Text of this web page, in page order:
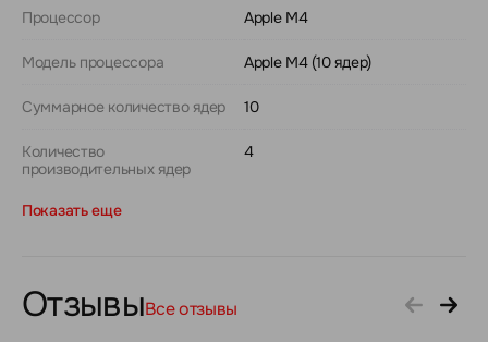
Процессор Apple M4
Модель процессора Apple M4 (10 ядер)
Суммарное количество ядер 10
Количество
производительных ядер
4
Показать еще
ОтзывыВсе отзывы